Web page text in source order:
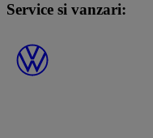
Service si vanzari: